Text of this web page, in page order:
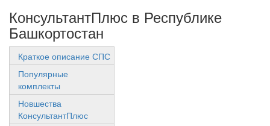
КонсультантПлюс в Республике
Башкортостан
Краткое описание СПС
Популярные
комплекты
Новшества
КонсультантПлюс